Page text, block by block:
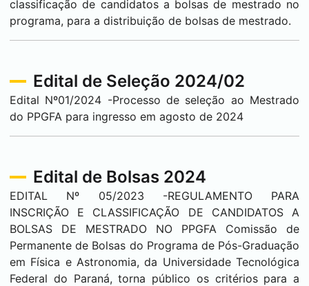
classificação de candidatos a bolsas de mestrado no
programa, para a distribuição de bolsas de mestrado.
Edital de Seleção 2024/02
Edital Nº01/2024 -Processo de seleção ao Mestrado
do PPGFA para ingresso em agosto de 2024
Edital de Bolsas 2024
EDITAL Nº 05/2023 -REGULAMENTO PARA
INSCRIÇÃO E CLASSIFICAÇÃO DE CANDIDATOS A
BOLSAS DE MESTRADO NO PPGFA Comissão de
Permanente de Bolsas do Programa de Pós-Graduação
em Física e Astronomia, da Universidade Tecnológica
Federal do Paraná, torna público os critérios para a